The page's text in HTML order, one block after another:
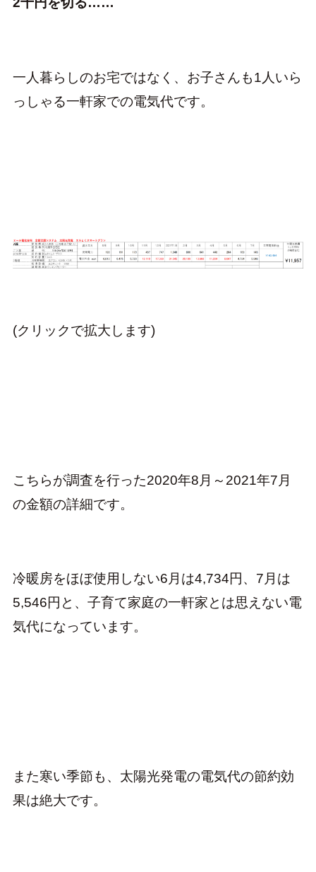
一人暮らしのお宅ではなく、お子さんも1人いら
っしゃる一軒家での電気代です。
(クリックで拡大します)
こちらが調査を行った2020年8月～2021年7月
の金額の詳細です。
冷暖房をほぼ使用しない6月は4,734円、7月は
5,546円と、子育て家庭の一軒家とは思えない電
気代になっています。
また寒い季節も、太陽光発電の電気代の節約効
果は絶大です。